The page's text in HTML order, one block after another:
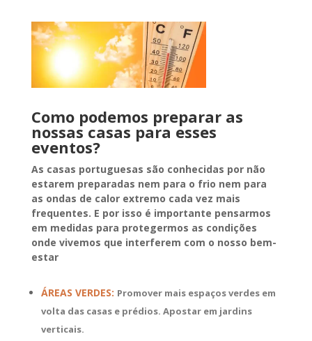
Como podemos preparar as
nossas casas para esses
eventos?
As casas portuguesas são conhecidas por não
estarem preparadas nem para o frio nem para
as ondas de calor extremo cada vez mais
frequentes. E por isso é importante pensarmos
em medidas para protegermos as condições
onde vivemos que interferem com o nosso bem-
estar
ÁREAS VERDES: Promover mais espaços verdes em
volta das casas e prédios. Apostar em jardins
verticais.